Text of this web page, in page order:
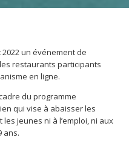
un événement de
restaurants participants
en ligne.
du programme
qui vise à abaisser les
jeunes ni à l’emploi, ni aux
ans.